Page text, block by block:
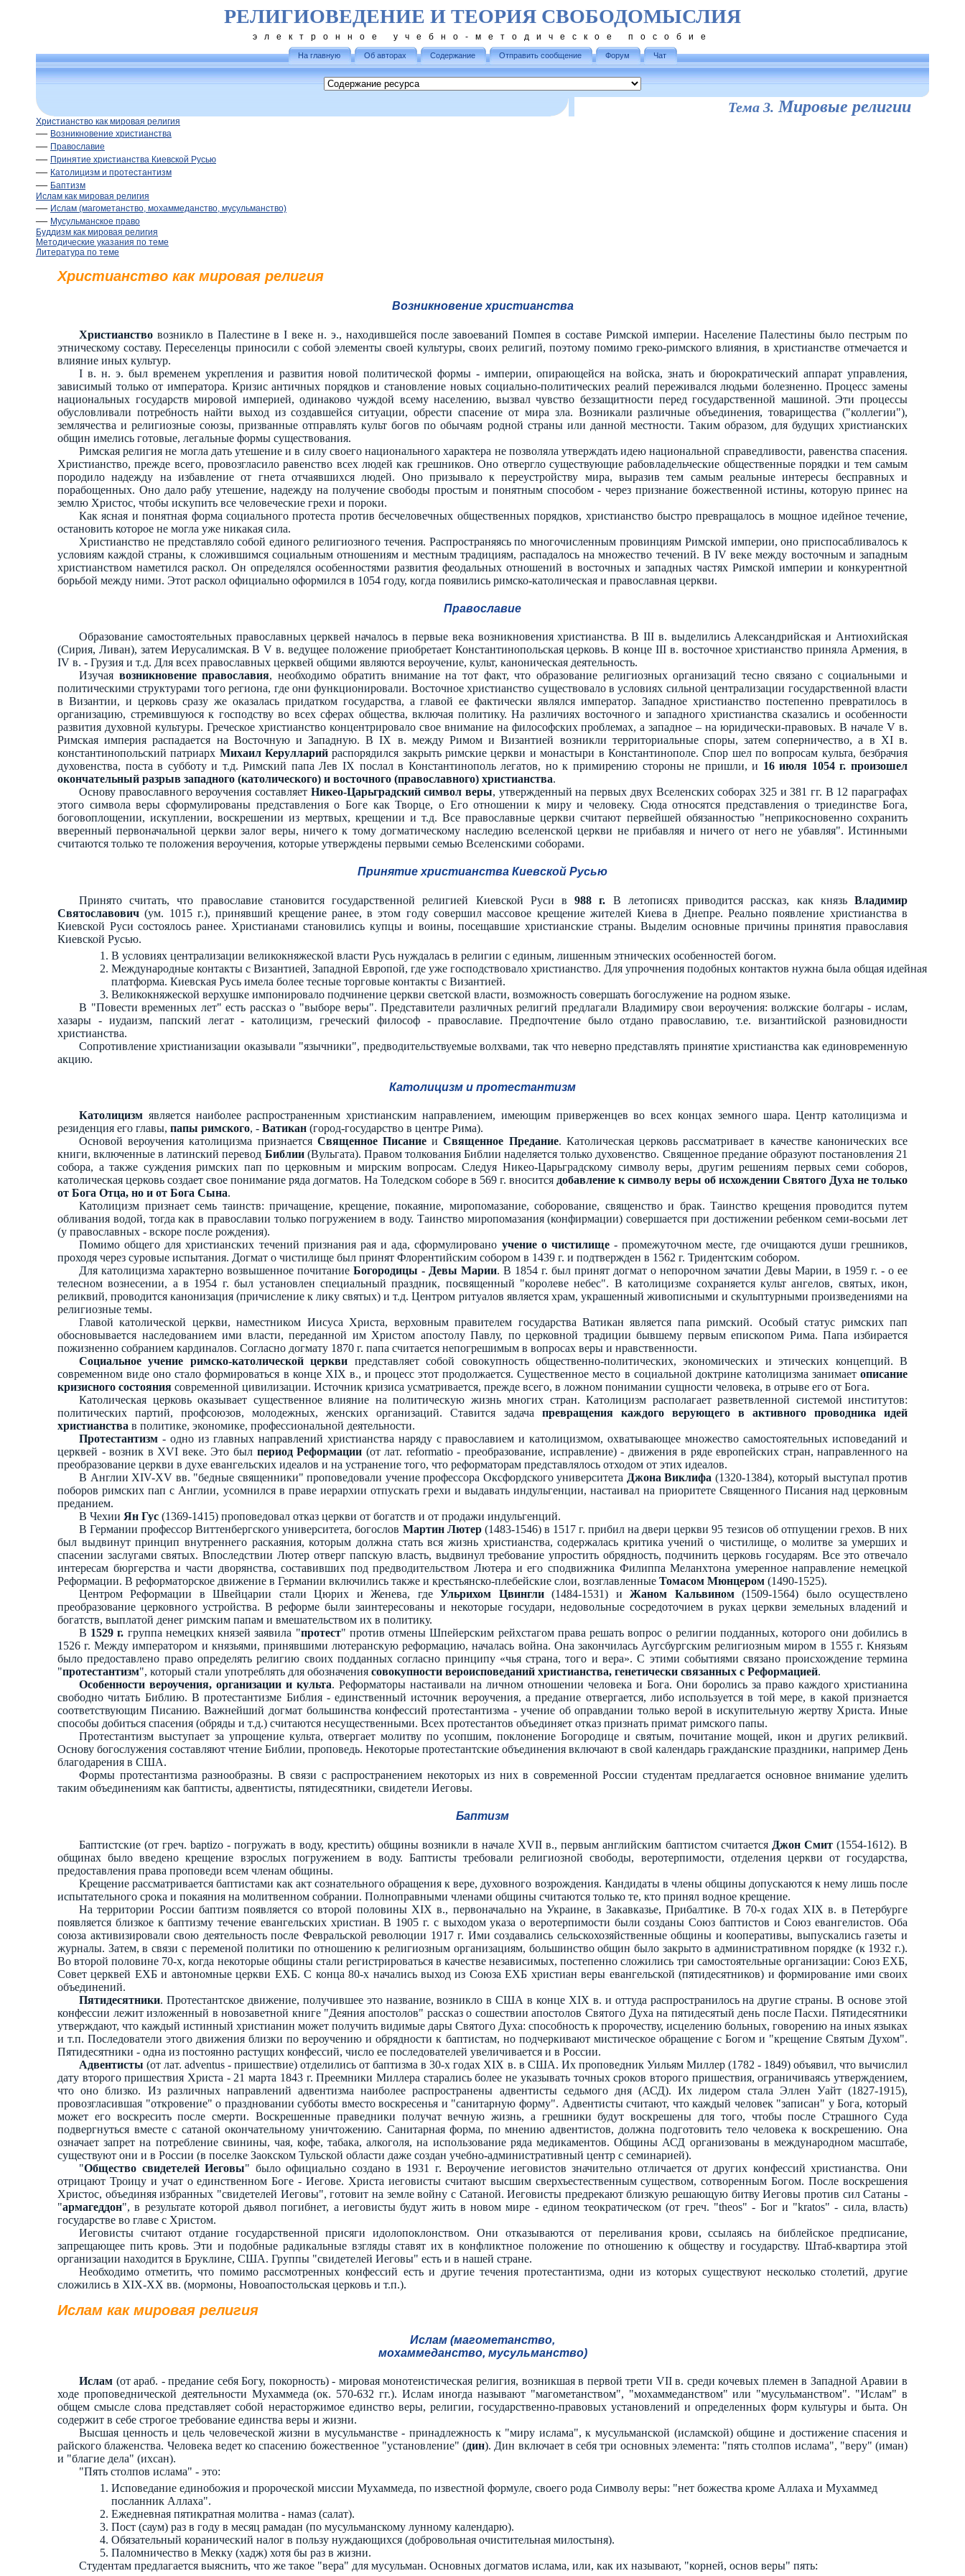
РЕЛИГИОВЕДЕНИЕ И ТЕОРИЯ СВОБОДОМЫСЛИЯ
электронное учебно-методическое пособие
На главную Об авторах Содержание Отправить сообщение Форум Чат
Тема 3. Мировые религии
Христианство как мировая религия
— Возникновение христианства
— Православие
— Принятие христианства Киевской Русью
— Католицизм и протестантизм
— Баптизм
Ислам как мировая религия
— Ислам (магометанство, мохаммеданство, мусульманство)
— Мусульманское право
Буддизм как мировая религия
Методические указания по теме
Литература по теме
Христианство как мировая религия
Возникновение христианства
Христианство возникло в Палестине в I веке н. э., находившейся после завоеваний Помпея в составе Римской империи. Население Палестины было пестрым по
этническому составу. Переселенцы приносили с собой элементы своей культуры, своих религий, поэтому помимо греко-римского влияния, в христианстве отмечается и
влияние иных культур.
I в. н. э. был временем укрепления и развития новой политической формы - империи, опирающейся на войска, знать и бюрократический аппарат управления,
зависимый только от императора. Кризис античных порядков и становление новых социально-политических реалий переживался людьми болезненно. Процесс замены
национальных государств мировой империей, одинаково чуждой всему населению, вызвал чувство беззащитности перед государственной машиной. Эти процессы
обусловливали потребность найти выход из создавшейся ситуации, обрести спасение от мира зла. Возникали различные объединения, товарищества ("коллегии"),
землячества и религиозные союзы, призванные отправлять культ богов по обычаям родной страны или данной местности. Таким образом, для будущих христианских
общин имелись готовые, легальные формы существования.
Римская религия не могла дать утешение и в силу своего национального характера не позволяла утверждать идею национальной справедливости, равенства спасения.
Христианство, прежде всего, провозгласило равенство всех людей как грешников. Оно отвергло существующие рабовладельческие общественные порядки и тем самым
породило надежду на избавление от гнета отчаявшихся людей. Оно призывало к переустройству мира, выразив тем самым реальные интересы бесправных и
порабощенных. Оно дало рабу утешение, надежду на получение свободы простым и понятным способом - через признание божественной истины, которую принес на
землю Христос, чтобы искупить все человеческие грехи и пороки.
Как ясная и понятная форма социального протеста против бесчеловечных общественных порядков, христианство быстро превращалось в мощное идейное течение,
остановить которое не могла уже никакая сила.
Христианство не представляло собой единого религиозного течения. Распространяясь по многочисленным провинциям Римской империи, оно приспосабливалось к
условиям каждой страны, к сложившимся социальным отношениям и местным традициям, распадалось на множество течений. В IV веке между восточным и западным
христианством наметился раскол. Он определялся особенностями развития феодальных отношений в восточных и западных частях Римской империи и конкурентной
борьбой между ними. Этот раскол официально оформился в 1054 году, когда появились римско-католическая и православная церкви.
Православие
Образование самостоятельных православных церквей началось в первые века возникновения христианства. В III в. выделились Александрийская и Антиохийская
(Сирия, Ливан), затем Иерусалимская. В V в. ведущее положение приобретает Константинопольская церковь. В конце III в. восточное христианство приняла Армения, в
IV в. - Грузия и т.д. Для всех православных церквей общими являются вероучение, культ, каноническая деятельность.
Изучая возникновение православия, необходимо обратить внимание на тот факт, что образование религиозных организаций тесно связано с социальными и
политическими структурами того региона, где они функционировали. Восточное христианство существовало в условиях сильной централизации государственной власти
в Византии, и церковь сразу же оказалась придатком государства, а главой ее фактически являлся император. Западное христианство постепенно превратилось в
организацию, стремившуюся к господству во всех сферах общества, включая политику. На различиях восточного и западного христианства сказались и особенности
развития духовной культуры. Греческое христианство концентрировало свое внимание на философских проблемах, а западное – на юридически-правовых. В начале V в.
Римская империя распадается на Восточную и Западную. В IX в. между Римом и Византией возникли территориальные споры, затем соперничество, а в XI в.
константинопольский патриарх Михаил Керулларий распорядился закрыть римские церкви и монастыри в Константинополе. Спор шел по вопросам культа, безбрачия
духовенства, поста в субботу и т.д. Римский папа Лев IX послал в Константинополь легатов, но к примирению стороны не пришли, и 16 июля 1054 г. произошел
окончательный разрыв западного (католического) и восточного (православного) христианства.
Основу православного вероучения составляет Никео-Царьградский символ веры, утвержденный на первых двух Вселенских соборах 325 и 381 гг. В 12 параграфах
этого символа веры сформулированы представления о Боге как Творце, о Его отношении к миру и человеку. Сюда относятся представления о триединстве Бога,
боговоплощении, искуплении, воскрешении из мертвых, крещении и т.д. Все православные церкви считают первейшей обязанностью "неприкосновенно сохранить
вверенный первоначальной церкви залог веры, ничего к тому догматическому наследию вселенской церкви не прибавляя и ничего от него не убавляя". Истинными
считаются только те положения вероучения, которые утверждены первыми семью Вселенскими соборами.
Принятие христианства Киевской Русью
Принято считать, что православие становится государственной религией Киевской Руси в988 г. В летописях приводится рассказ, как князьВладимир
Святославович (ум. 1015 г.), принявший крещение ранее, в этом году совершил массовое крещение жителей Киева в Днепре. Реально появление христианства в
Киевской Руси состоялось ранее. Христианами становились купцы и воины, посещавшие христианские страны. Выделим основные причины принятия православия
Киевской Русью.
В условиях централизации великокняжеской власти Русь нуждалась в религии с единым, лишенным этнических особенностей богом.
Международные контакты с Византией, Западной Европой, где уже господствовало христианство. Для упрочнения подобных контактов нужна была общая идейная
платформа. Киевская Русь имела более тесные торговые контакты с Византией.
Великокняжеской верхушке импонировало подчинение церкви светской власти, возможность совершать богослужение на родном языке.
В "Повести временных лет" есть рассказ о "выборе веры". Представители различных религий предлагали Владимиру свои вероучения: волжские болгары - ислам,
хазары - иудаизм, папский легат - католицизм, греческий философ - православие. Предпочтение было отдано православию, т.е. византийской разновидности
христианства.
Сопротивление христианизации оказывали "язычники", предводительствуемые волхвами, так что неверно представлять принятие христианства как единовременную
акцию.
Католицизм и протестантизм
Католицизм является наиболее распространенным христианским направлением, имеющим приверженцев во всех концах земного шара. Центр католицизма и
резиденция его главы, папы римского, - Ватикан (город-государство в центре Рима).
Основой вероучения католицизма признается Священное Писание иСвященное Предание. Католическая церковь рассматривает в качестве канонических все
книги, включенные в латинский перевод Библии(Вульгата). Правом толкования Библии наделяется только духовенство. Священное предание образуют постановления 21
собора, а также суждения римских пап по церковным и мирским вопросам. Следуя Никео-Царьградскому символу веры, другим решениям первых семи соборов,
католическая церковь создает свое понимание ряда догматов. На Толедском соборе в 569 г. вносится добавление к символу веры об исхождении Святого Духа не только
от Бога Отца, но и от Бога Сына.
Католицизм признает семь таинств: причащение, крещение, покаяние, миропомазание, соборование, священство и брак. Таинство крещения проводится путем
обливания водой, тогда как в православии только погружением в воду. Таинство миропомазания (конфирмации) совершается при достижении ребенком семи-восьми лет
(у православных - вскоре после рождения).
Помимо общего для христианских течений признания рая и ада, сформулировано учение о чистилище- промежуточном месте, где очищаются души грешников,
проходя через суровые испытания. Догмат о чистилище был принят Флорентийским собором в 1439 г. и подтвержден в 1562 г. Тридентским собором.
Для католицизма характерно возвышенное почитание Богородицы - Девы Марии. В 1854 г. был принят догмат о непорочном зачатии Девы Марии, в 1959 г. - о ее
телесном вознесении, а в 1954 г. был установлен специальный праздник, посвященный "королеве небес". В католицизме сохраняется культ ангелов, святых, икон,
реликвий, проводится канонизация (причисление к лику святых) и т.д. Центром ритуалов является храм, украшенный живописными и скульптурными произведениями на
религиозные темы.
Главой католической церкви, наместником Иисуса Христа, верховным правителем государства Ватикан является папа римский. Особый статус римских пап
обосновывается наследованием ими власти, переданной им Христом апостолу Павлу, по церковной традиции бывшему первым епископом Рима. Папа избирается
пожизненно собранием кардиналов. Согласно догмату 1870 г. папа считается непогрешимым в вопросах веры и нравственности.
Социальное учение римско-католической церкви представляет собой совокупность общественно-политических, экономических и этических концепций. В
современном виде оно стало формироваться в конце XIX в., и процесс этот продолжается. Существенное место в социальной доктрине католицизма занимает описание
кризисного состояния современной цивилизации. Источник кризиса усматривается, прежде всего, в ложном понимании сущности человека, в отрыве его от Бога.
Католическая церковь оказывает существенное влияние на политическую жизнь многих стран. Католицизм располагает разветвленной системой институтов:
политических партий, профсоюзов, молодежных, женских организаций. Ставится задача превращения каждого верующего в активного проводника идей
христианства в политике, экономике, профессиональной деятельности.
Протестантизм - одно из главных направлений христианства наряду с православием и католицизмом, охватывающее множество самостоятельных исповеданий и
церквей - возник в XVI веке. Это был период Реформации (от лат. reformatio - преобразование, исправление) - движения в ряде европейских стран, направленного на
преобразование церкви в духе евангельских идеалов и на устранение того, что реформаторам представлялось отходом от этих идеалов.
В Англии XIV-XV вв. "бедные священники" проповедовали учение профессора Оксфордского университета Джона Виклифа (1320-1384), который выступал против
поборов римских пап с Англии, усомнился в праве иерархии отпускать грехи и выдавать индульгенции, настаивал на приоритете Священного Писания над церковным
преданием.
В Чехии Ян Гус (1369-1415) проповедовал отказ церкви от богатств и от продажи индульгенций.
В Германии профессор Виттенбергского университета, богослов Мартин Лютер(1483-1546) в 1517 г. прибил на двери церкви 95 тезисов об отпущении грехов. В них
был выдвинут принцип внутреннего раскаяния, которым должна стать вся жизнь христианства, содержалась критика учений о чистилище, о молитве за умерших и
спасении заслугами святых. Впоследствии Лютер отверг папскую власть, выдвинул требование упростить обрядность, подчинить церковь государям. Все это отвечало
интересам бюргерства и части дворянства, составивших под предводительством Лютера и его сподвижника Филиппа Меланхтона умеренное направление немецкой
Реформации. В реформаторское движение в Германии включились также и крестьянско-плебейские слои, возглавленные Томасом Мюнцером (1490-1525).
Центром Реформации в Швейцарии стали Цюрих и Женева, гдеУльрихом Цвингли(1484-1531) иЖаном Кальвином(1509-1564) было осуществлено
преобразование церковного устройства. В реформе были заинтересованы и некоторые государи, недовольные сосредоточием в руках церкви земельных владений и
богатств, выплатой денег римским папам и вмешательством их в политику.
В 1529 г. группа немецких князей заявила "протест" против отмены Шпейерским рейхстагом права решать вопрос о религии подданных, которого они добились в
1526 г. Между императором и князьями, принявшими лютеранскую реформацию, началась война. Она закончилась Аугсбургским религиозным миром в 1555 г. Князьям
было предоставлено право определять религию своих подданных согласно принципу «чья страна, того и вера». С этими событиями связано происхождение термина
"протестантизм", который стали употреблять для обозначения совокупности вероисповеданий христианства, генетически связанных с Реформацией.
Особенности вероучения, организации и культа. Реформаторы настаивали на личном отношении человека и Бога. Они боролись за право каждого христианина
свободно читать Библию. В протестантизме Библия - единственный источник вероучения, а предание отвергается, либо используется в той мере, в какой признается
соответствующим Писанию. Важнейший догмат большинства конфессий протестантизма - учение об оправдании только верой в искупительную жертву Христа. Иные
способы добиться спасения (обряды и т.д.) считаются несущественными. Всех протестантов объединяет отказ признать примат римского папы.
Протестантизм выступает за упрощение культа, отвергает молитву по усопшим, поклонение Богородице и святым, почитание мощей, икон и других реликвий.
Основу богослужения составляют чтение Библии, проповедь. Некоторые протестантские объединения включают в свой календарь гражданские праздники, например День
благодарения в США.
Формы протестантизма разнообразны. В связи с распространением некоторых из них в современной России студентам предлагается основное внимание уделить
таким объединениям как баптисты, адвентисты, пятидесятники, свидетели Иеговы.
Баптизм
Баптистские (от греч. baptizo - погружать в воду, крестить) общины возникли в начале XVII в., первым английским баптистом считается Джон Смит(1554-1612). В
общинах было введено крещение взрослых погружением в воду. Баптисты требовали религиозной свободы, веротерпимости, отделения церкви от государства,
предоставления права проповеди всем членам общины.
Крещение рассматривается баптистами как акт сознательного обращения к вере, духовного возрождения. Кандидаты в члены общины допускаются к нему лишь после
испытательного срока и покаяния на молитвенном собрании. Полноправными членами общины считаются только те, кто принял водное крещение.
На территории России баптизм появляется со второй половины XIX в., первоначально на Украине, в Закавказье, Прибалтике. В 70-х годах XIX в. в Петербурге
появляется близкое к баптизму течение евангельских христиан. В 1905 г. с выходом указа о веротерпимости были созданы Союз баптистов и Союз евангелистов. Оба
союза активизировали свою деятельность после Февральской революции 1917 г. Ими создавались сельскохозяйственные общины и кооперативы, выпускались газеты и
журналы. Затем, в связи с переменой политики по отношению к религиозным организациям, большинство общин было закрыто в административном порядке (к 1932 г.).
Во второй половине 70-х, когда некоторые общины стали регистрироваться в качестве независимых, постепенно сложились три самостоятельные организации: Союз ЕХБ,
Совет церквей ЕХБ и автономные церкви ЕХБ. С конца 80-х начались выход из Союза ЕХБ христиан веры евангельской (пятидесятников) и формирование ими своих
объединений.
Пятидесятники. Протестантское движение, получившее это название, возникло в США в конце XIX в. и оттуда распространилось на другие страны. В основе этой
конфессии лежит изложенный в новозаветной книге "Деяния апостолов" рассказ о сошествии апостолов Святого Духа на пятидесятый день после Пасхи. Пятидесятники
утверждают, что каждый истинный христианин может получить видимые дары Святого Духа: способность к пророчеству, исцелению больных, говорению на иных языках
и т.п. Последователи этого движения близки по вероучению и обрядности к баптистам, но подчеркивают мистическое обращение с Богом и "крещение Святым Духом".
Пятидесятники - одна из постоянно растущих конфессий, число ее последователей увеличивается и в России.
Адвентисты (от лат. adventus - пришествие) отделились от баптизма в 30-х годах XIX в. в США. Их проповедник Уильям Миллер (1782 - 1849) объявил, что вычислил
дату второго пришествия Христа - 21 марта 1843 г. Преемники Миллера старались более не указывать точных сроков второго пришествия, ограничиваясь утверждением,
что оно близко. Из различных направлений адвентизма наиболее распространены адвентисты седьмого дня (АСД). Их лидером стала Эллен Уайт (1827-1915),
провозгласившая "откровение" о праздновании субботы вместо воскресенья и "санитарную форму". Адвентисты считают, что каждый человек "записан" у Бога, который
может его воскресить после смерти. Воскрешенные праведники получат вечную жизнь, а грешники будут воскрешены для того, чтобы после Страшного Суда
подвергнуться вместе с сатаной окончательному уничтожению. Санитарная форма, по мнению адвентистов, должна подготовить тело человека к воскрешению. Она
означает запрет на потребление свинины, чая, кофе, табака, алкоголя, на использование ряда медикаментов. Общины АСД организованы в международном масштабе,
существуют они и в России (в поселке Заокском Тульской области даже создан учебно-административный центр с семинарией).
"Общество свидетелей Иеговы" было официально создано в 1931 г. Вероучение иеговистов значительно отличается от других конфессий христианства. Они
отрицают Троицу и учат о единственном Боге - Иегове. Христа иеговисты считают высшим сверхъестественным существом, сотворенным Богом. После воскрешения
Христос, объединяя избранных "свидетелей Иеговы", готовит на земле войну с Сатаной. Иеговисты предрекают близкую решающую битву Иеговы против сил Сатаны -
"армагеддон", в результате которой дьявол погибнет, а иеговисты будут жить в новом мире - едином теократическом (от греч. "theos" - Бог и "kratos" - сила, власть)
государстве во главе с Христом.
Иеговисты считают отдание государственной присяги идолопоклонством. Они отказываются от переливания крови, ссылаясь на библейское предписание,
запрещающее пить кровь. Эти и подобные радикальные взгляды ставят их в конфликтное положение по отношению к обществу и государству. Штаб-квартира этой
организации находится в Бруклине, США. Группы "свидетелей Иеговы" есть и в нашей стране.
Необходимо отметить, что помимо рассмотренных конфессий есть и другие течения протестантизма, одни из которых существуют несколько столетий, другие
сложились в XIX-XX вв. (мормоны, Новоапостольская церковь и т.п.).
Ислам как мировая религия
Ислам (магометанство,
мохаммеданство, мусульманство)
Ислам (от араб. - предание себя Богу, покорность) - мировая монотеистическая религия, возникшая в первой трети VII в. среди кочевых племен в Западной Аравии в
ходе проповеднической деятельности Мухаммеда (ок. 570-632 гг.). Ислам иногда называют "магометанством", "мохаммеданством" или "мусульманством". "Ислам" в
общем смысле слова представляет собой нерасторжимое единство веры, религии, государственно-правовых установлений и определенных форм культуры и быта. Он
содержит в себе строгое требование единства веры и жизни.
Высшая ценность и цель человеческой жизни в мусульманстве - принадлежность к "миру ислама", к мусульманской (исламской) общине и достижение спасения и
райского блаженства. Человека ведет ко спасению божественное "установление" (дин). Дин включает в себя три основных элемента: "пять столпов ислама", "веру" (иман)
и "благие дела" (ихсан).
"Пять столпов ислама" - это:
Исповедание единобожия и пророческой миссии Мухаммеда, по известной формуле, своего рода Символу веры: "нет божества кроме Аллаха и Мухаммед
посланник Аллаха".
Ежедневная пятикратная молитва - намаз (салат).
Пост (саум) раз в году в месяц рамадан (по мусульманскому лунному календарю).
Обязательный коранический налог в пользу нуждающихся (добровольная очистительная милостыня).
Паломничество в Мекку (хадж) хотя бы раз в жизни.
Студентам предлагается выяснить, что же такое "вера" для мусульман. Основных догматов ислама, или, как их называют, "корней, основ веры" пять: